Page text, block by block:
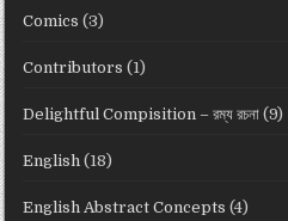
Comics (3)
Contributors (1)
Delightful Compisition – রম্য রচনা (9)
English (18)
English Abstract Concepts (4)